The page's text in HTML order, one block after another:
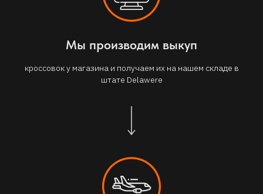
Мы производим выкуп
кроссовок у магазина и получаем их на нашем складе в
штате Delawere